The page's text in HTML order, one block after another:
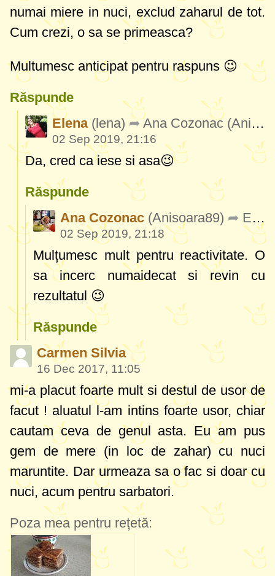
numai miere in nuci, exclud zaharul de tot.
Cum crezi, o sa se primeasca?
Multumesc anticipat pentru raspuns 😉
Răspunde
Elena (lena) Ana Cozonac (Anisoara89)
02 Sep 2019, 21:16
Da, cred ca iese si asa😉
Răspunde
Ana Cozonac (Anisoara89) Elena
02 Sep 2019, 21:18
Mulțumesc mult pentru reactivitate. O
sa incerc numaidecat si revin cu
rezultatul 😉
Răspunde
Carmen Silvia
16 Dec 2017, 11:05
mi-a placut foarte mult si destul de usor de
facut ! aluatul l-am intins foarte usor, chiar
cautam ceva de genul asta. Eu am pus
gem de mere (in loc de zahar) cu nuci
maruntite. Dar urmeaza sa o fac si doar cu
nuci, acum pentru sarbatori.
Poza mea pentru rețetă: